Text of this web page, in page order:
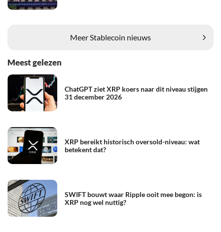
Meer Stablecoin nieuws
Meest gelezen
ChatGPT ziet XRP koers naar dit niveau stijgen
31 december 2026
XRP bereikt historisch oversold-niveau: wat
betekent dat?
SWIFT bouwt waar Ripple ooit mee begon: is
XRP nog wel nuttig?